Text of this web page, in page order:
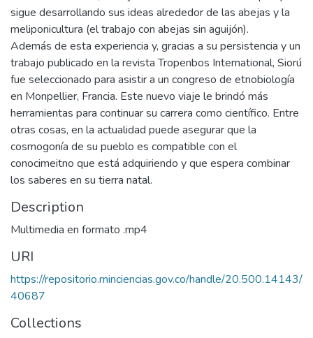
sigue desarrollando sus ideas alrededor de las abejas y la
meliponicultura (el trabajo con abejas sin aguijón).
Además de esta experiencia y, gracias a su persistencia y un
trabajo publicado en la revista Tropenbos International, Siorú
fue seleccionado para asistir a un congreso de etnobiología
en Monpellier, Francia. Este nuevo viaje le brindó más
herramientas para continuar su carrera como científico. Entre
otras cosas, en la actualidad puede asegurar que la
cosmogonía de su pueblo es compatible con el
conocimeitno que está adquiriendo y que espera combinar
los saberes en su tierra natal.
Description
Multimedia en formato .mp4
URI
https://repositorio.minciencias.gov.co/handle/20.500.14143/
40687
Collections